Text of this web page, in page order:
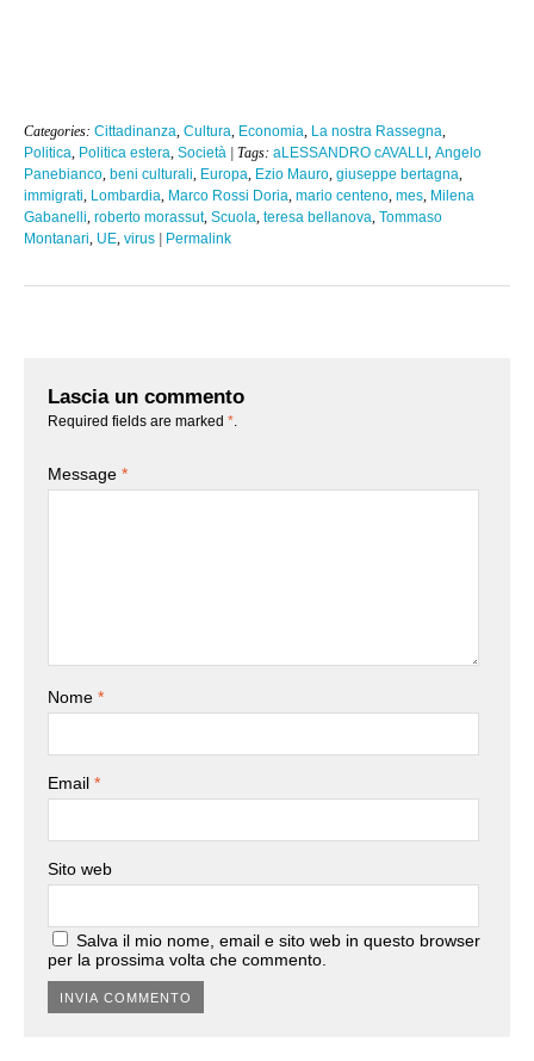
Categories: Cittadinanza Cultura Economia La nostra Rassegna
Politica Politica estera Società | Tags: aLESSANDRO cAVALLI Angelo
Panebianco beni culturali Europa Ezio Mauro giuseppe bertagna
immigrati Lombardia Marco Rossi Doria mario centeno mes Milena
Gabanelli roberto morassut, Scuola teresa bellanova Tommaso
Montanari UE virus | Permalink
Lascia un commento
Required fields are marked *
Message *
Nome *
Email *
Sito web
Salva il mio nome, email e sito web in questo browser
per la prossima volta che commento.